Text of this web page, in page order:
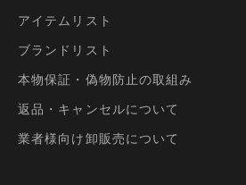
アイテムリスト
ブランドリスト
本物保証・偽物防止の取組み
返品・キャンセルについて
業者様向け卸販売について